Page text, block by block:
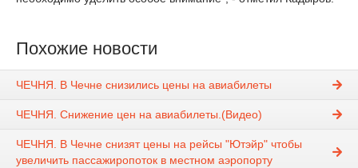
Похожие новости
ЧЕЧНЯ. В Чечне снизились цены на авиабилеты
ЧЕЧНЯ. Снижение цен на авиабилеты.(Видео)
ЧЕЧНЯ. В Чечне снизят цены на рейсы "Ютэйр" чтобы
увеличить пассажиропоток в местном аэропорту